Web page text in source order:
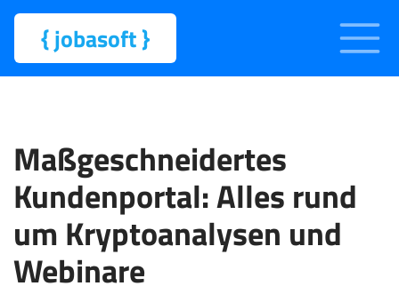
{jobasoft}
Maßgeschneidertes
Kundenportal: Alles rund
um Kryptoanalysen und
Webinare